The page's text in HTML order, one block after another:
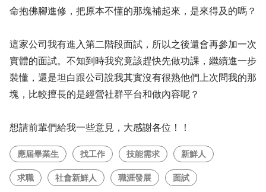
命抱佛腳進修，把原本不懂的那塊補起來，是來得及的嗎？
這家公司我有進入第二階段面試，所以之後還會再參加一次
實體的面試。不知到時我究竟該趕快先做功課，繼續進一步
裝懂，還是坦白跟公司說我其實沒有很熟他們上次問我的那
塊，比較擅長的是經營社群平台和做內容呢？
想請前輩們給我一些意見，大感謝各位！！
應屆畢業生 找工作 技能需求 新鮮人
求職 社會新鮮人 職涯發展 面試